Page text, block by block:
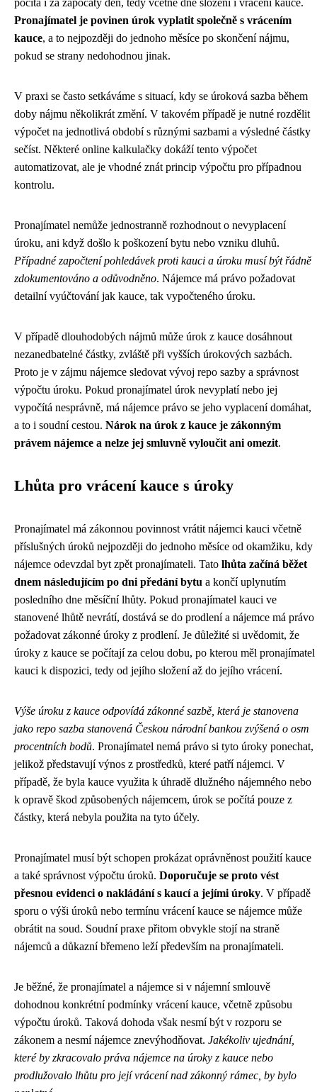
počítá i za započatý den, tedy včetně dne složení i vrácení kauce.
Pronajímatel je povinen úrok vyplatit společně s vrácením
kauce, a to nejpozději do jednoho měsíce po skončení nájmu,
pokud se strany nedohodnou jinak.
V praxi se často setkáváme s situací, kdy se úroková sazba během
doby nájmu několikrát změní. V takovém případě je nutné rozdělit
výpočet na jednotlivá období s různými sazbami a výsledné částky
sečíst. Některé online kalkulačky dokáží tento výpočet
automatizovat, ale je vhodné znát princip výpočtu pro případnou
kontrolu.
Pronajímatel nemůže jednostranně rozhodnout o nevyplacení
úroku, ani když došlo k poškození bytu nebo vzniku dluhů.
Případné započtení pohledávek proti kauci a úroku musí být řádně
zdokumentováno a odůvodněno. Nájemce má právo požadovat
detailní vyúčtování jak kauce, tak vypočteného úroku.
V případě dlouhodobých nájmů může úrok z kauce dosáhnout
nezanedbatelné částky, zvláště při vyšších úrokových sazbách.
Proto je v zájmu nájemce sledovat vývoj repo sazby a správnost
výpočtu úroku. Pokud pronajímatel úrok nevyplatí nebo jej
vypočítá nesprávně, má nájemce právo se jeho vyplacení domáhat,
a to i soudní cestou. Nárok na úrok z kauce je zákonným
právem nájemce a nelze jej smluvně vyloučit ani omezit.
Lhůta pro vrácení kauce s úroky
Pronajímatel má zákonnou povinnost vrátit nájemci kauci včetně
příslušných úroků nejpozději do jednoho měsíce od okamžiku, kdy
nájemce odevzdal byt zpět pronajímateli. Tato lhůta začíná běžet
dnem následujícím po dni předání bytu a končí uplynutím
posledního dne měsíční lhůty. Pokud pronajímatel kauci ve
stanovené lhůtě nevrátí, dostává se do prodlení a nájemce má právo
požadovat zákonné úroky z prodlení. Je důležité si uvědomit, že
úroky z kauce se počítají za celou dobu, po kterou měl pronajímatel
kauci k dispozici, tedy od jejího složení až do jejího vrácení.
Výše úroku z kauce odpovídá zákonné sazbě, která je stanovena
jako repo sazba stanovená Českou národní bankou zvýšená o osm
procentních bodů. Pronajímatel nemá právo si tyto úroky ponechat,
jelikož představují výnos z prostředků, které patří nájemci. V
případě, že byla kauce využita k úhradě dlužného nájemného nebo
k opravě škod způsobených nájemcem, úrok se počítá pouze z
částky, která nebyla použita na tyto účely.
Pronajímatel musí být schopen prokázat oprávněnost použití kauce
a také správnost výpočtu úroků. Doporučuje se proto vést
přesnou evidenci o nakládání s kaucí a jejími úroky. V případě
sporu o výši úroků nebo termínu vrácení kauce se nájemce může
obrátit na soud. Soudní praxe přitom obvykle stojí na straně
nájemců a důkazní břemeno leží především na pronajímateli.
Je běžné, že pronajímatel a nájemce si v nájemní smlouvě
dohodnou konkrétní podmínky vrácení kauce, včetně způsobu
výpočtu úroků. Taková dohoda však nesmí být v rozporu se
zákonem a nesmí nájemce znevýhodňovat. Jakékoliv ujednání,
které by zkracovalo práva nájemce na úroky z kauce nebo
prodlužovalo lhůtu pro její vrácení nad zákonný rámec, by bylo